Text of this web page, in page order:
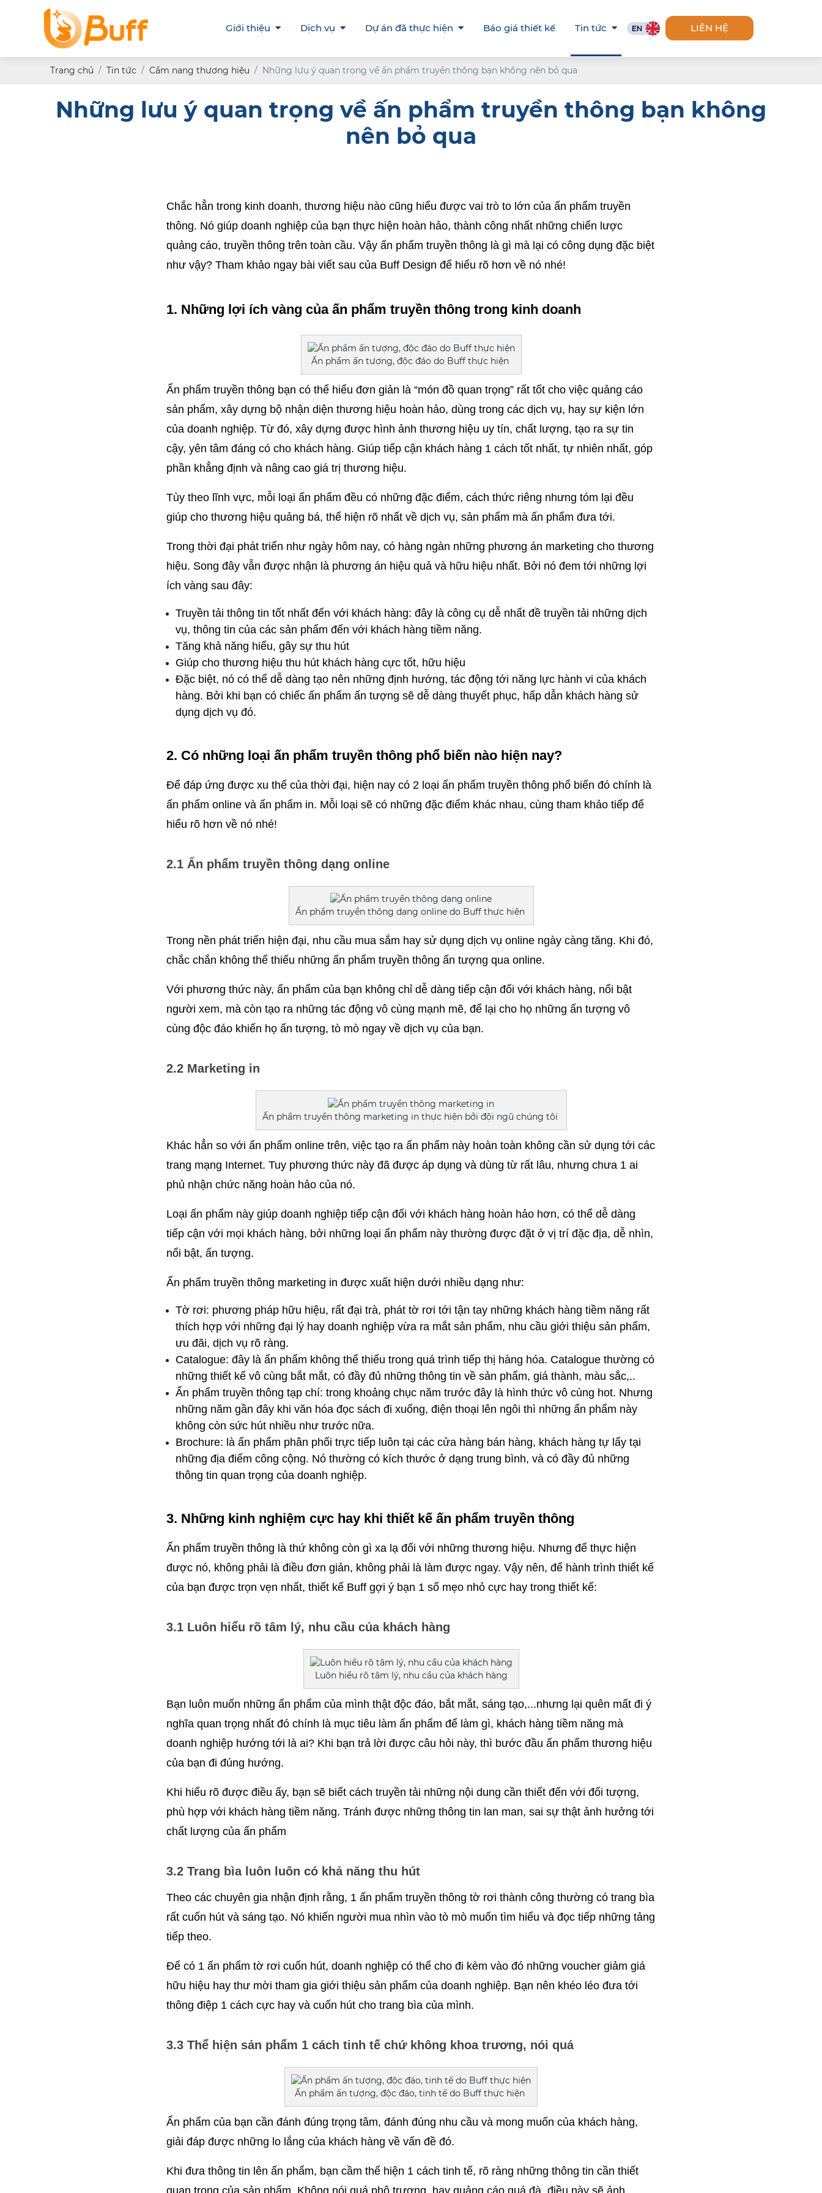
Giới thiệu Dịch vụ Dự án đã thực hiện Báo giá thiết kế Tin tức LIÊN HỆ
Trang chủ Tin tức Cẩm nang thương hiệu Những lưu ý quan trọng về ấn phẩm truyền thông bạn không nên bỏ qua
Những lưu ý quan trọng về ấn phẩm truyền thông bạn không
nên bỏ qua
Chắc hẳn trong kinh doanh, thương hiệu nào cũng hiểu được vai trò to lớn của ấn phẩm truyền
thông. Nó giúp doanh nghiệp của bạn thực hiện hoàn hảo, thành công nhất những chiến lược
quảng cáo, truyền thông trên toàn cầu. Vậy ấn phẩm truyền thông là gì mà lại có công dụng đặc biệt
như vậy? Tham khảo ngay bài viết sau của Buff Design để hiểu rõ hơn về nó nhé!
1. Những lợi ích vàng của ấn phẩm truyền thông trong kinh doanh
Ấn phẩm ấn tượng, độc đáo do Buff thực hiện
Ấn phẩm truyền thông bạn có thể hiểu đơn giản là “món đồ quan trọng” rất tốt cho việc quảng cáo
sản phẩm, xây dựng bộ nhận diện thương hiệu hoàn hảo, dùng trong các dịch vụ, hay sự kiện lớn
của doanh nghiệp. Từ đó, xây dựng được hình ảnh thương hiệu uy tín, chất lượng, tạo ra sự tin
cậy, yên tâm đáng có cho khách hàng. Giúp tiếp cận khách hàng 1 cách tốt nhất, tự nhiên nhất, góp
phần khẳng định và nâng cao giá trị thương hiệu.
Tùy theo lĩnh vực, mỗi loại ấn phẩm đều có những đặc điểm, cách thức riêng nhưng tóm lại đều
giúp cho thương hiệu quảng bá, thể hiện rõ nhất về dịch vụ, sản phẩm mà ấn phẩm đưa tới.
Trong thời đại phát triển như ngày hôm nay, có hàng ngàn những phương án marketing cho thương
hiệu. Song đây vẫn được nhận là phương án hiệu quả và hữu hiệu nhất. Bởi nó đem tới những lợi
ích vàng sau đây:
Truyền tải thông tin tốt nhất đến với khách hàng: đây là công cụ dễ nhất đề truyền tải những dịch
vụ, thông tin của các sản phẩm đến với khách hàng tiềm năng.
Tăng khả năng hiểu, gây sự thu hút
Giúp cho thương hiệu thu hút khách hàng cực tốt, hữu hiệu
Đặc biệt, nó có thể dễ dàng tạo nên những định hướng, tác động tới năng lực hành vi của khách
hàng. Bởi khi bạn có chiếc ấn phẩm ấn tượng sẽ dễ dàng thuyết phục, hấp dẫn khách hàng sử
dụng dịch vụ đó.
2. Có những loại ấn phẩm truyền thông phổ biến nào hiện nay?
Để đáp ứng được xu thế của thời đại, hiện nay có 2 loại ấn phẩm truyền thông phổ biến đó chính là
ấn phẩm online và ấn phẩm in. Mỗi loại sẽ có những đặc điểm khác nhau, cùng tham khảo tiếp để
hiểu rõ hơn về nó nhé!
2.1 Ấn phẩm truyền thông dạng online
Ấn phẩm truyền thông dạng online do Buff thực hiện
Trong nền phát triển hiện đại, nhu cầu mua sắm hay sử dụng dịch vụ online ngày càng tăng. Khi đó,
chắc chắn không thể thiếu những ấn phẩm truyền thông ấn tượng qua online.
Với phương thức này, ấn phẩm của bạn không chỉ dễ dàng tiếp cận đối với khách hàng, nổi bật
người xem, mà còn tạo ra những tác động vô cùng mạnh mẽ, để lại cho họ những ấn tượng vô
cùng độc đáo khiến họ ấn tượng, tò mò ngay về dịch vụ của bạn.
2.2 Marketing in
Ấn phẩm truyền thông marketing in thực hiện bởi đội ngũ chúng tôi
Khác hẳn so với ấn phẩm online trên, việc tạo ra ấn phẩm này hoàn toàn không cần sử dụng tới các
trang mạng Internet. Tuy phương thức này đã được áp dụng và dùng từ rất lâu, nhưng chưa 1 ai
phủ nhận chức năng hoàn hảo của nó.
Loại ấn phẩm này giúp doanh nghiệp tiếp cận đối với khách hàng hoàn hảo hơn, có thể dễ dàng
tiếp cận với mọi khách hàng, bởi những loại ấn phẩm này thường được đặt ở vị trí đặc địa, dễ nhìn,
nổi bật, ấn tượng.
Ấn phẩm truyền thông marketing in được xuất hiện dưới nhiều dạng như:
Tờ rơi: phương pháp hữu hiệu, rất đại trà, phát tờ rơi tới tận tay những khách hàng tiềm năng rất
thích hợp với những đại lý hay doanh nghiệp vừa ra mắt sản phẩm, nhu cầu giới thiệu sản phẩm,
ưu đãi, dịch vụ rõ ràng.
Catalogue: đây là ấn phẩm không thể thiếu trong quá trình tiếp thị hàng hóa. Catalogue thường có
những thiết kế vô cùng bắt mắt, có đầy đủ những thông tin về sản phẩm, giá thành, màu sắc,..
Ấn phẩm truyền thông tạp chí: trong khoảng chục năm trước đây là hình thức vô cùng hot. Nhưng
những năm gần đây khi văn hóa đọc sách đi xuống, điện thoại lên ngôi thì những ấn phẩm này
không còn sức hút nhiều như trước nữa.
Brochure: là ấn phẩm phân phối trực tiếp luôn tại các cửa hàng bán hàng, khách hàng tự lấy tại
những địa điểm công cộng. Nó thường có kích thước ở dạng trung bình, và có đầy đủ những
thông tin quan trọng của doanh nghiệp.
3. Những kinh nghiệm cực hay khi thiết kế ấn phẩm truyền thông
Ấn phẩm truyền thông là thứ không còn gì xa lạ đối với những thương hiệu. Nhưng để thực hiện
được nó, không phải là điều đơn giản, không phải là làm được ngay. Vậy nên, để hành trình thiết kế
của bạn được trọn vẹn nhất, thiết kế Buff gợi ý bạn 1 số mẹo nhỏ cực hay trong thiết kế:
3.1 Luôn hiểu rõ tâm lý, nhu cầu của khách hàng
Luôn hiểu rõ tâm lý, nhu cầu của khách hàng
Bạn luôn muốn những ấn phẩm của mình thật độc đáo, bắt mắt, sáng tạo,...nhưng lại quên mất đi ý
nghĩa quan trọng nhất đó chính là mục tiêu làm ấn phẩm để làm gì, khách hàng tiềm năng mà
doanh nghiệp hướng tới là ai? Khi bạn trả lời được câu hỏi này, thì bước đầu ấn phẩm thương hiệu
của bạn đi đúng hướng.
Khi hiểu rõ được điều ấy, bạn sẽ biết cách truyền tải những nội dung cần thiết đến với đối tượng,
phù hợp với khách hàng tiềm năng. Tránh được những thông tin lan man, sai sự thật ảnh hưởng tới
chất lượng của ấn phẩm
3.2 Trang bìa luôn luôn có khả năng thu hút
Theo các chuyên gia nhận định rằng, 1 ấn phẩm truyền thông tờ rơi thành công thường có trang bìa
rất cuốn hút và sáng tạo. Nó khiến người mua nhìn vào tò mò muốn tìm hiểu và đọc tiếp những tảng
tiếp theo.
Để có 1 ấn phẩm tờ rơi cuốn hút, doanh nghiệp có thể cho đi kèm vào đó những voucher giảm giá
hữu hiệu hay thư mời tham gia giới thiệu sản phẩm của doanh nghiệp. Bạn nên khéo léo đưa tới
thông điệp 1 cách cực hay và cuốn hút cho trang bìa của mình.
3.3 Thể hiện sản phẩm 1 cách tinh tế chứ không khoa trương, nói quá
Ấn phẩm ấn tượng, độc đáo, tinh tế do Buff thực hiện
Ấn phẩm của bạn cần đánh đúng trọng tâm, đánh đúng nhu cầu và mong muốn của khách hàng,
giải đáp được những lo lắng của khách hàng về vấn đề đó.
Khi đưa thông tin lên ấn phẩm, bạn cầm thể hiện 1 cách tinh tế, rõ ràng những thông tin cần thiết
quan trọng của sản phẩm. Không nói quá phô trương, hay quảng cáo quá đà, điều này sẽ ảnh